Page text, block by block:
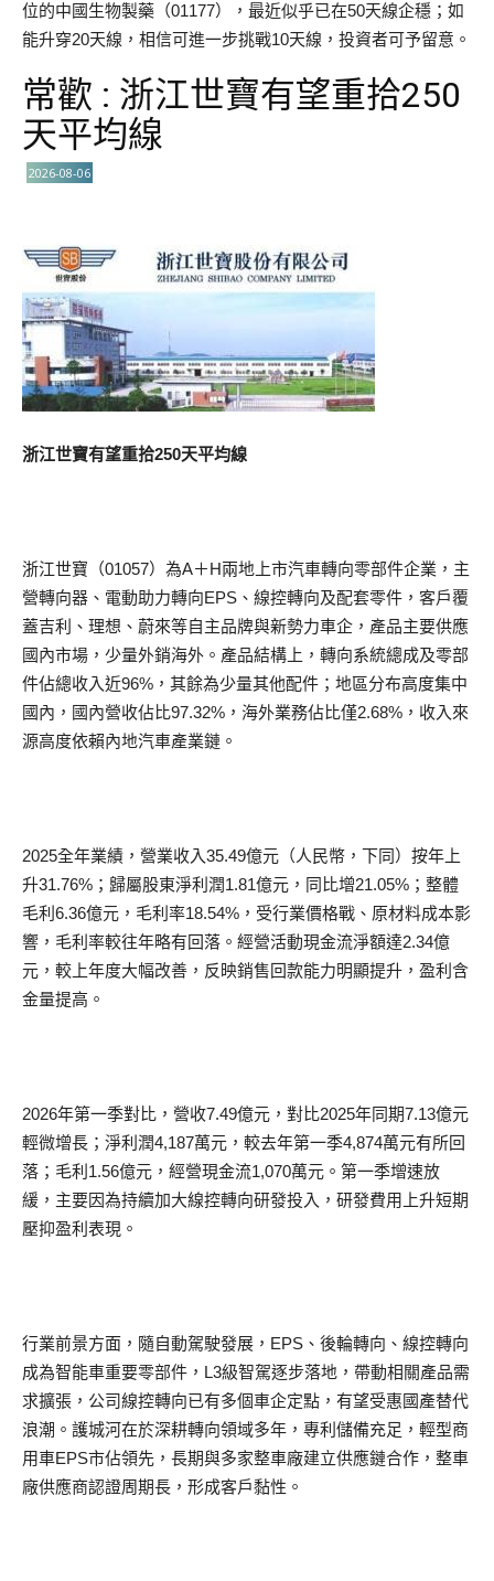
位的中國生物製藥（01177），最近似乎已在50天線企穩；如
能升穿20天線，相信可進一步挑戰10天線，投資者可予留意。
常歡 : 浙江世寶有望重拾250
天平均線
2026-08-06
浙江世寶有望重拾250天平均線
浙江世寶（01057）為A＋H兩地上市汽車轉向零部件企業，主
營轉向器、電動助力轉向EPS、線控轉向及配套零件，客戶覆
蓋吉利、理想、蔚來等自主品牌與新勢力車企，產品主要供應
國內市場，少量外銷海外。產品結構上，轉向系統總成及零部
件佔總收入近96%，其餘為少量其他配件；地區分布高度集中
國內，國內營收佔比97.32%，海外業務佔比僅2.68%，收入來
源高度依賴內地汽車產業鏈。
2025全年業績，營業收入35.49億元（人民幣，下同）按年上
升31.76%；歸屬股東淨利潤1.81億元，同比增21.05%；整體
毛利6.36億元，毛利率18.54%，受行業價格戰、原材料成本影
響，毛利率較往年略有回落。經營活動現金流淨額達2.34億
元，較上年度大幅改善，反映銷售回款能力明顯提升，盈利含
金量提高。
2026年第一季對比，營收7.49億元，對比2025年同期7.13億元
輕微增長；淨利潤4,187萬元，較去年第一季4,874萬元有所回
落；毛利1.56億元，經營現金流1,070萬元。第一季增速放
緩，主要因為持續加大線控轉向研發投入，研發費用上升短期
壓抑盈利表現。
行業前景方面，隨自動駕駛發展，EPS、後輪轉向、線控轉向
成為智能車重要零部件，L3級智駕逐步落地，帶動相關產品需
求擴張，公司線控轉向已有多個車企定點，有望受惠國產替代
浪潮。護城河在於深耕轉向領域多年，專利儲備充足，輕型商
用車EPS市佔領先，長期與多家整車廠建立供應鏈合作，整車
廠供應商認證周期長，形成客戶黏性。